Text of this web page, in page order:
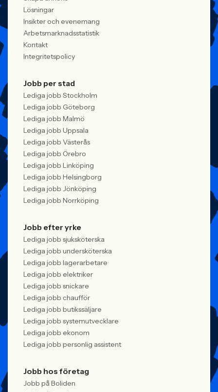
praktiken.
Lösningar
Insikter och evenemang
Arbetsmarknadsstatistik
Kontakt
Integritetspolicy
Jobb per stad
Lediga jobb Stockholm
Lediga jobb Göteborg
Lediga jobb Malmö
Lediga jobb Uppsala
Lediga jobb Västerås
Lediga jobb Örebro
Lediga jobb Linköping
Lediga jobb Helsingborg
Lediga jobb Jönköping
Lediga jobb Norrköping
Jobb efter yrke
Lediga jobb sjuksköterska
Lediga jobb undersköterska
Lediga jobb lagerarbetare
Lediga jobb elektriker
Lediga jobb snickare
Lediga jobb chaufför
Lediga jobb butikssäljare
Lediga jobb systemutvecklare
Lediga jobb ekonom
Lediga jobb personlig assistent
Jobb hos företag
Jobb på Boliden